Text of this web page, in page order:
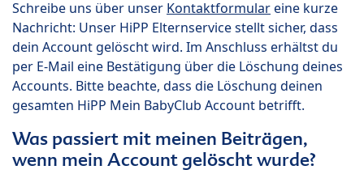
Schreibe uns über unser Kontaktformulareine kurze
Nachricht: Unser HiPP Elternservice stellt sicher, dass
dein Account gelöscht wird. Im Anschluss erhältst du
per E-Mail eine Bestätigung über die Löschung deines
Accounts. Bitte beachte, dass die Löschung deinen
gesamten HiPP Mein BabyClub Account betrifft.
Was passiert mit meinen Beiträgen,
wenn mein Account gelöscht wurde?